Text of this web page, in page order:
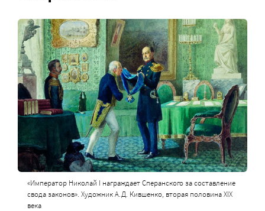
«Император Николай I награждает Сперанского за составление
свода законов». Художник А.Д. Кившенко, вторая половина XIX
века